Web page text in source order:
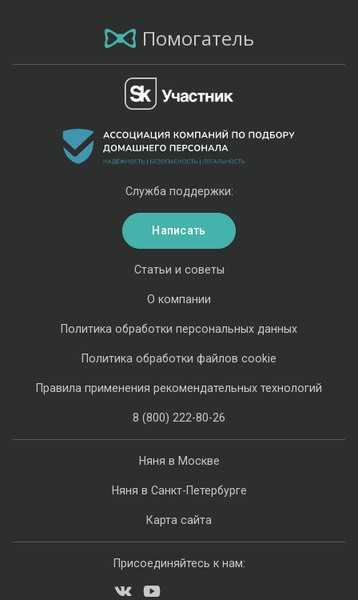
Помогатель
Няня в Москве
Няня в Санкт-Петербурге
Карта сайта
Статьи и советы
О компании
Политика обработки персональных данных
Политика обработки файлов cookie
Правила применения рекомендательных технологий
8 (800) 222-80-26
Служба поддержки:
Написать
Присоединяйтесь к нам: